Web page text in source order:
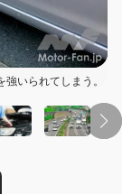
いられてしまう。